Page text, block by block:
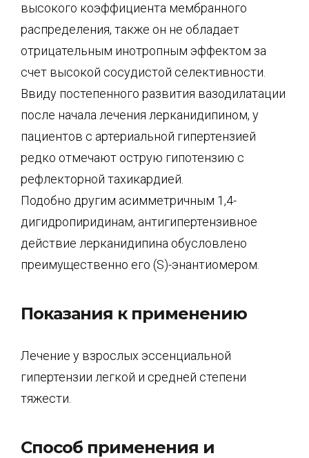
высокого коэффициента мембранного
распределения, также он не обладает
отрицательным инотропным эффектом за
счет высокой сосудистой селективности.
Ввиду постепенного развития вазодилатации
после начала лечения лерканидипином, у
пациентов с артериальной гипертензией
редко отмечают острую гипотензию с
рефлекторной тахикардией.
Подобно другим асимметричным 1,4-
дигидропиридинам, антигипертензивное
действие лерканидипина обусловлено
преимущественно его (S)-энантиомером.
Показания к применению
Лечение у взрослых эссенциальной
гипертензии легкой и средней степени
тяжести.
Способ применения и